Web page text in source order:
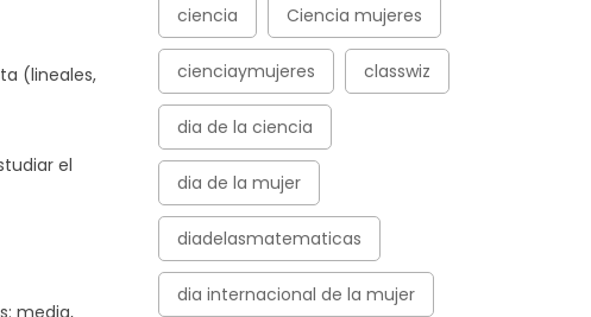
(lineales,
el
ciencia Ciencia mujeres
cienciaymujeres classwiz
dia de la ciencia
dia de la mujer
diadelasmatematicas
dia internacional de la mujer